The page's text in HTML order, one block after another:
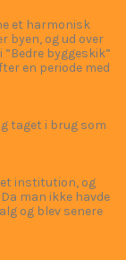
plads i
en nutidig
med i Hardsyssel.
et harmonisk
byen, og ud over
byggeskik”
taget i brug som